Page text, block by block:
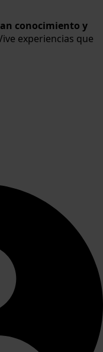
conocimiento y
experiencias que